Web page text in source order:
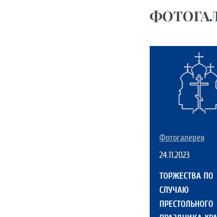
Фотогалерея
24.11.2023
ТОРЖЕСТВА ПО
СЛУЧАЮ
ПРЕСТОЛЬНОГО